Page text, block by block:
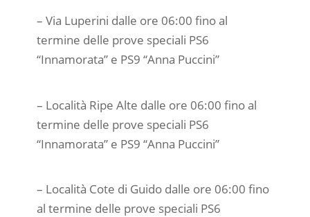
– Via Luperini dalle ore 06:00 fino al
termine delle prove speciali PS6
“Innamorata” e PS9 “Anna Puccini”
– Località Ripe Alte dalle ore 06:00 fino al
termine delle prove speciali PS6
“Innamorata” e PS9 “Anna Puccini”
– Località Cote di Guido dalle ore 06:00 fino
al termine delle prove speciali PS6